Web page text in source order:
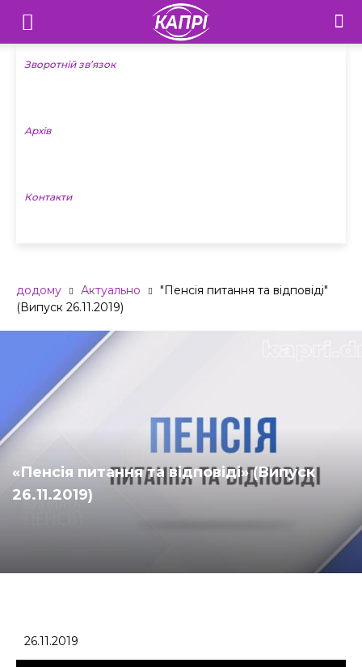
Телебачення
«Капрі»
Новини
Зворотній зв’язок
Архів
Контакти
додому Актуально
"Пенсія питання та відповіді"
(Випуск 26.11.2019)
«Пенсія питання та відповіді» (Випуск
26.11.2019)
26.11.2019